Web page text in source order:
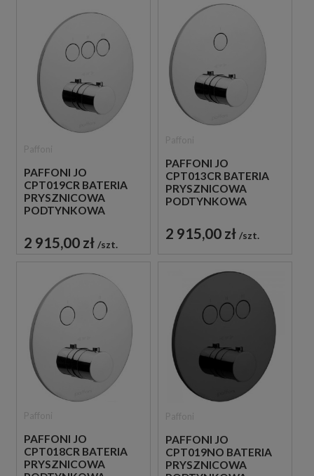
PAFFONI JO
CPT019CR BATERIA
PRYSZNICOWA
PODTYNKOWA
DROŻNA
JEDNOUCHWYTOWA
2 915,00 zł szt.
PAFFONI JO
CPT013CR BATERIA
PRYSZNICOWA
PODTYNKOWA
DROŻNA
JEDNOUCHWYTOWA
2 915,00 zł szt.
PAFFONI JO
CPT018CR BATERIA
PRYSZNICOWA
PAFFONI JO
CPT019NO BATERIA
PRYSZNICOWA